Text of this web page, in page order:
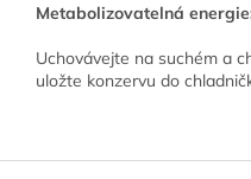
Metabolizovatelná
Uchovávejte na suchém a
uložte konzervu do
Z